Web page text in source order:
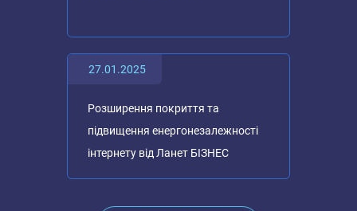
Розширення покриття та
підвищення енергонезалежності
інтернету від Ланет БІЗНЕС
27.01.2025